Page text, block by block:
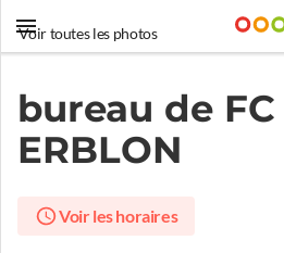
Voir toutes les photos
bureau de FC
ERBLON
Voir les horaires